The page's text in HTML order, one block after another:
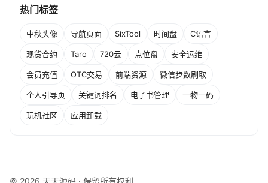
热门标签
中秋头像 导航页面 SixTool 时间盘 C语言
现货合约 Taro 720云 点位盘 安全运维
会员充值 OTC交易 前端资源 微信步数刷取
个人引导页 关键词排名 电子书管理 一物一码
玩机社区 应用卸载